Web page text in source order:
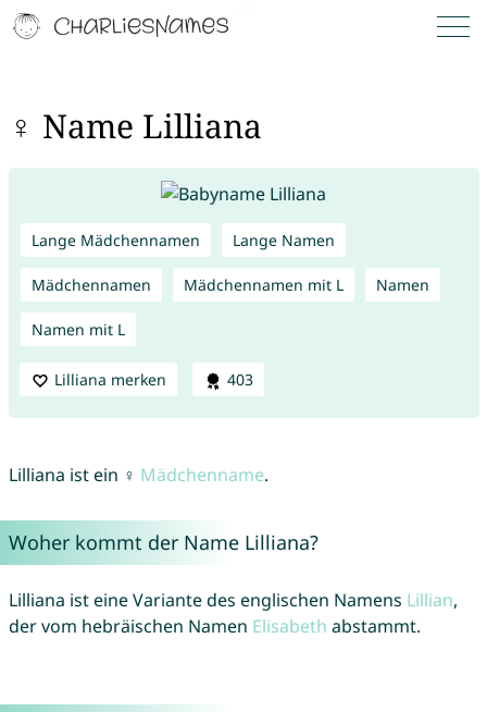
♀ Name Lilliana
Lange Mädchennamen Lange Namen
Mädchennamen Mädchennamen mit L Namen
Namen mit L
Lilliana merken 403
Lilliana ist ein ♀ Mädchenname.
Woher kommt der Name Lilliana?
Lilliana ist eine Variante des englischen Namens Lillian,
der vom hebräischen Namen Elisabeth abstammt.